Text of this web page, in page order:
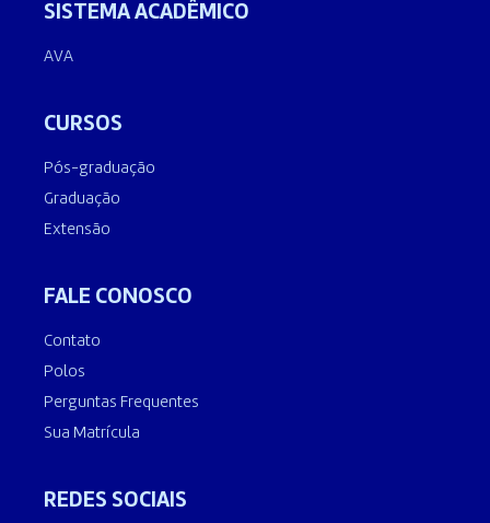
SISTEMA ACADÊMICO
AVA
CURSOS
Pós-graduação
Graduação
Extensão
FALE CONOSCO
Contato
Polos
Perguntas Frequentes
Sua Matrícula
REDES SOCIAIS